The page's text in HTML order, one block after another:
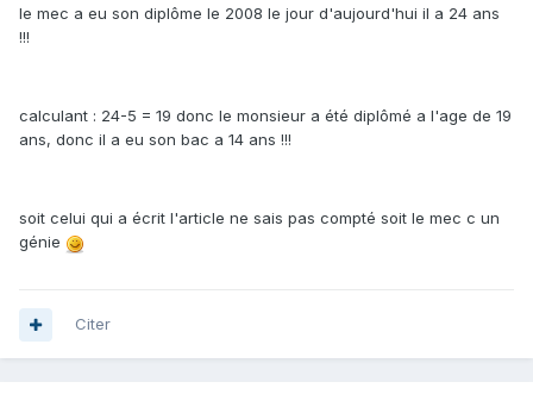
le mec a eu son diplôme le 2008 le jour d'aujourd'hui il a 24 ans
!!!
calculant : 24-5 = 19 donc le monsieur a été diplômé a l'age de 19
ans, donc il a eu son bac a 14 ans !!!
soit celui qui a écrit l'article ne sais pas compté soit le mec c un
génie
Citer